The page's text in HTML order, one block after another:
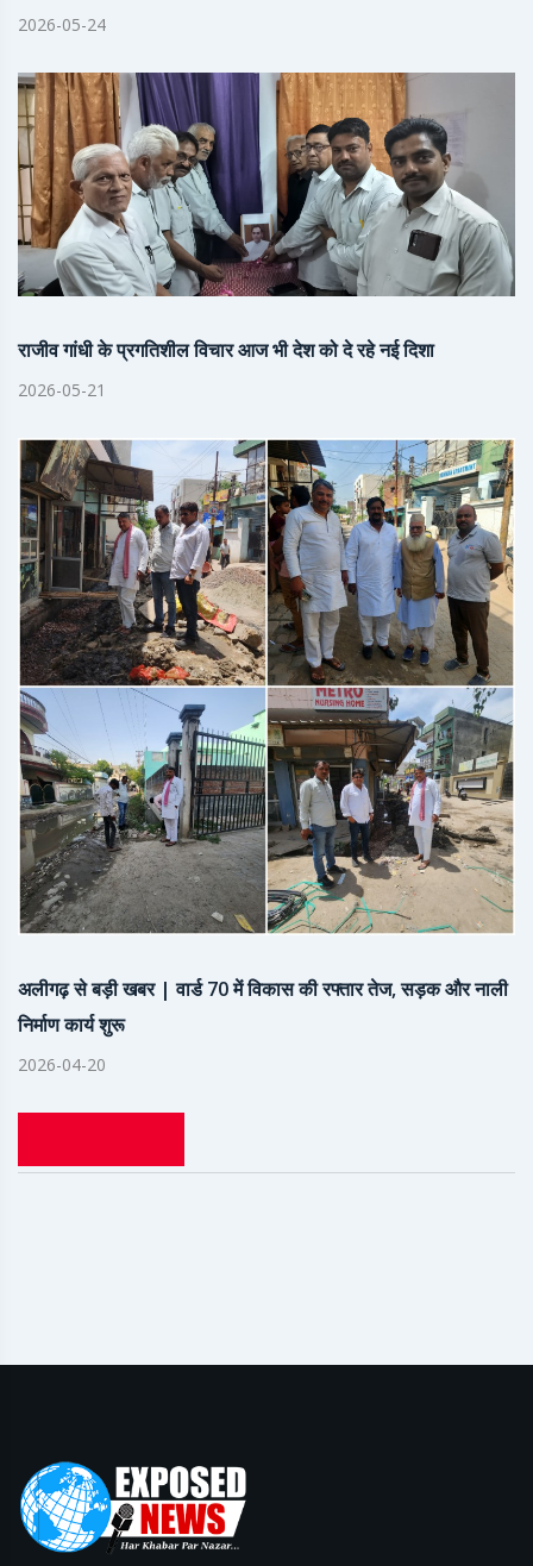
2026-05-24
राजीव गांधी के प्रगतिशील विचार आज भी देश को दे रहे नई दिशा
2026-05-21
अलीगढ़ से बड़ी खबर | वार्ड 70 में विकास की रफ्तार तेज, सड़क और नाली
निर्माण कार्य शुरू
2026-04-20